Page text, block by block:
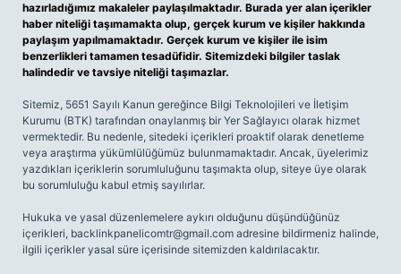
hazırladığımız makaleler paylaşılmaktadır. Burada yer alan içerikler
haber niteliği taşımamakta olup, gerçek kurum ve kişiler hakkında
paylaşım yapılmamaktadır. Gerçek kurum ve kişiler ile isim
benzerlikleri tamamen tesadüfidir. Sitemizdeki bilgiler taslak
halindedir ve tavsiye niteliği taşımazlar.
Sitemiz, 5651 Sayılı Kanun gereğince Bilgi Teknolojileri ve İletişim
Kurumu (BTK) tarafından onaylanmış bir Yer Sağlayıcı olarak hizmet
vermektedir. Bu nedenle, sitedeki içerikleri proaktif olarak denetleme
veya araştırma yükümlülüğümüz bulunmamaktadır. Ancak, üyelerimiz
yazdıkları içeriklerin sorumluluğunu taşımakta olup, siteye üye olarak
bu sorumluluğu kabul etmiş sayılırlar.
Hukuka ve yasal düzenlemelere aykırı olduğunu düşündüğünüz
içerikleri, backlinkpanelicomtr@gmail.com adresine bildirmeniz halinde,
ilgili içerikler yasal süre içerisinde sitemizden kaldırılacaktır.